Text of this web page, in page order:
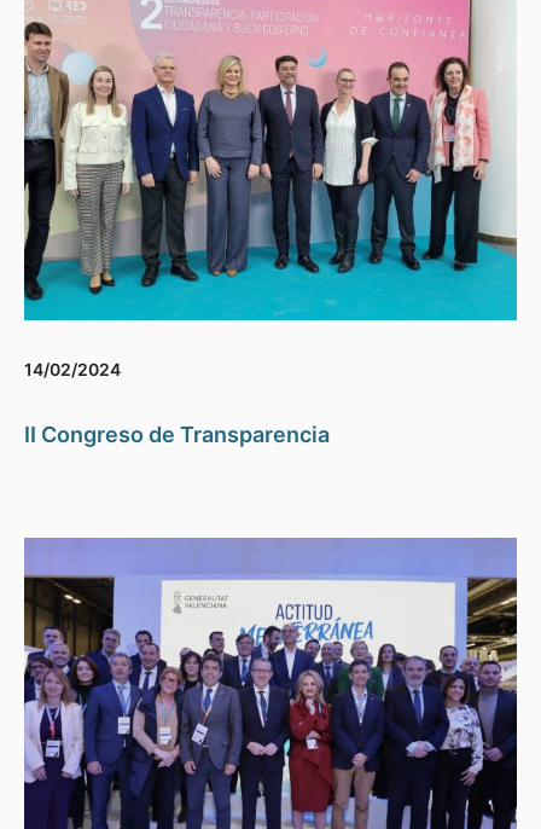
14/02/2024
II Congreso de Transparencia